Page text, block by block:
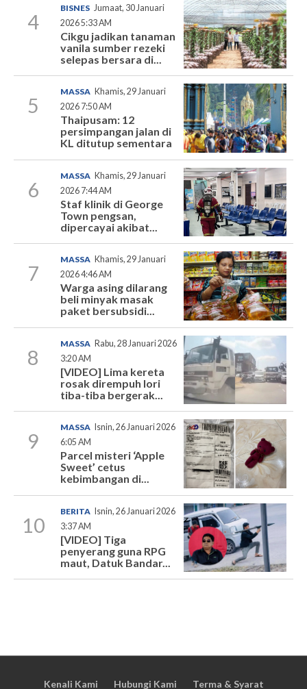
4
BISNES Jumaat, 30 Januari
2026 5:33 AM
Cikgu jadikan tanaman
vanila sumber rezeki
selepas bersara di...
5
MASSA Khamis, 29 Januari
2026 7:50 AM
Thaipusam: 12
persimpangan jalan di
KL ditutup sementara
6
MASSA Khamis, 29 Januari
2026 7:44 AM
Staf klinik di George
Town pengsan,
dipercayai akibat...
7
MASSA Khamis, 29 Januari
2026 4:46 AM
Warga asing dilarang
beli minyak masak
paket bersubsidi...
8
MASSA Rabu, 28 Januari 2026
3:20 AM
[VIDEO] Lima kereta
rosak dirempuh lori
tiba-tiba bergerak...
9
MASSA
Isnin, 26 Januari 2026
6:05 AM
Parcel misteri ‘Apple
Sweet’ cetus
kebimbangan di...
10
BERITA Isnin, 26 Januari 2026
3:37 AM
[VIDEO] Tiga
penyerang guna RPG
maut, Datuk Bandar...
Kenali Kami Hubungi Kami Terma & Syarat